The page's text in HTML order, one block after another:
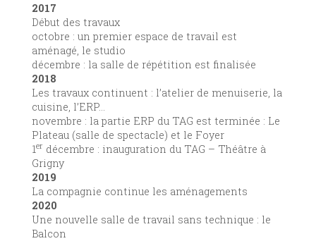
2017
Début des travaux
octobre : un premier espace de travail est
aménagé, le studio
décembre : la salle de répétition est finalisée
2018
Les travaux continuent : l’atelier de menuiserie, la
cuisine, l’ERP…
novembre : la partie ERP du TAG est terminée : Le
Plateau (salle de spectacle) et le Foyer
1er décembre : inauguration du TAG – Théâtre à
Grigny
2019
La compagnie continue les aménagements
2020
Une nouvelle salle de travail sans technique : le
Balcon